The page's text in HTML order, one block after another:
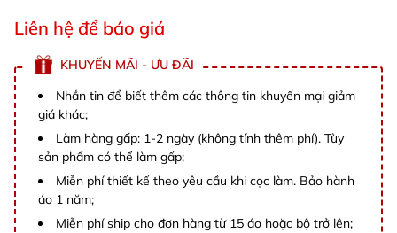
Liên hệ để báo giá
KHUYẾN MÃI - ƯU ĐÃI
Nhắn tin để biết thêm các thông tin khuyến mại giảm
giá khác;
Làm hàng gấp: 1-2 ngày (không tính thêm phí). Tùy
sản phẩm có thể làm gấp;
Miễn phí thiết kế theo yêu cầu khi cọc làm. Bảo hành
áo 1 năm;
Miễn phí ship cho đơn hàng từ 15 áo hoặc bộ trở lên;